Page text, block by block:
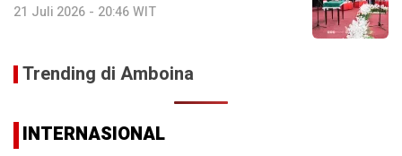
21 Juli 2026 - 20:46 WIT
Trending di Amboina
INTERNASIONAL